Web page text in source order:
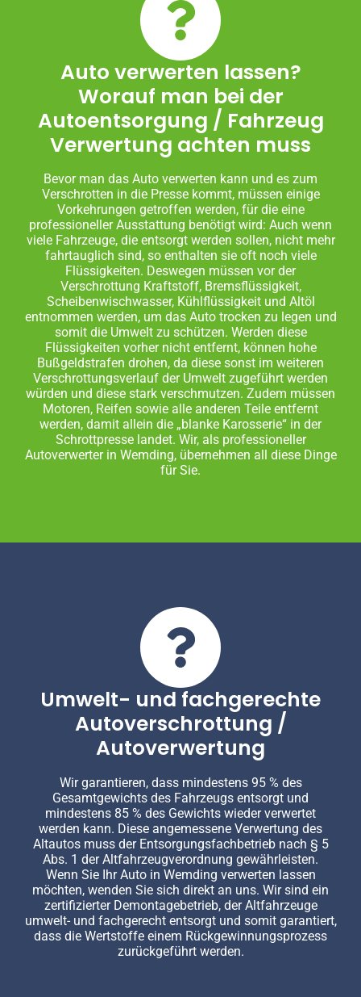
Auto verwerten lassen?
Worauf man bei der
Autoentsorgung / Fahrzeug
Verwertung achten muss
Bevor man das Auto verwerten kann und es zum
Verschrotten in die Presse kommt, müssen einige
Vorkehrungen getroffen werden, für die eine
professioneller Ausstattung benötigt wird: Auch wenn
viele Fahrzeuge, die entsorgt werden sollen, nicht mehr
fahrtauglich sind, so enthalten sie oft noch viele
Flüssigkeiten. Deswegen müssen vor der
Verschrottung Kraftstoff, Bremsflüssigkeit,
Scheibenwischwasser, Kühlflüssigkeit und Altöl
entnommen werden, um das Auto trocken zu legen und
somit die Umwelt zu schützen. Werden diese
Flüssigkeiten vorher nicht entfernt, können hohe
Bußgeldstrafen drohen, da diese sonst im weiteren
Verschrottungsverlauf der Umwelt zugeführt werden
würden und diese stark verschmutzen. Zudem müssen
Motoren, Reifen sowie alle anderen Teile entfernt
werden, damit allein die „blanke Karosserie“ in der
Schrottpresse landet. Wir, als professioneller
Autoverwerter in Wemding, übernehmen all diese Dinge
für Sie.
Umwelt- und fachgerechte
Autoverschrottung /
Autoverwertung
Wir garantieren, dass mindestens 95 % des
Gesamtgewichts des Fahrzeugs entsorgt und
mindestens 85 % des Gewichts wieder verwertet
werden kann. Diese angemessene Verwertung des
Altautos muss der Entsorgungsfachbetrieb nach § 5
Abs. 1 der Altfahrzeugverordnung gewährleisten.
Wenn Sie Ihr Auto in Wemding verwerten lassen
möchten, wenden Sie sich direkt an uns. Wir sind ein
zertifizierter Demontagebetrieb, der Altfahrzeuge
umwelt- und fachgerecht entsorgt und somit garantiert,
dass die Wertstoffe einem Rückgewinnungsprozess
zurückgeführt werden.